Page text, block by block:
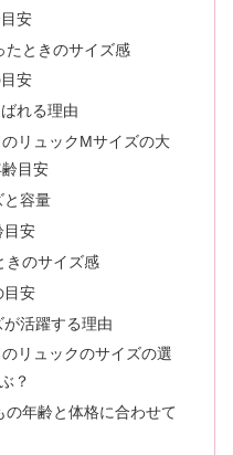
安
たときのサイズ感
安
れる理由
リュックMサイズの大
目安
と容量
目安
きのサイズ感
目安
活躍する理由
リュックのサイズの選
？
年齢と体格に合わせて